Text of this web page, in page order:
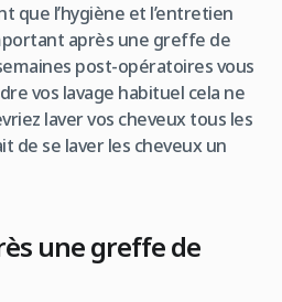
que l’hygiène et l’entretien
après une greffe de
post-opératoires vous
vos lavage habituel cela ne
laver vos cheveux tous les
de se laver les cheveux un
une greffe de